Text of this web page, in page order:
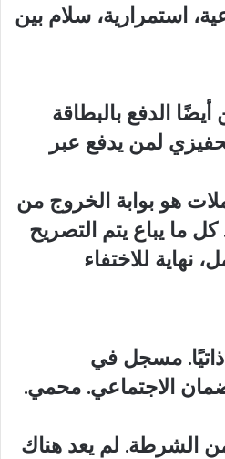
استمرارية، سلام بين
أيضًا الدفع بالبطاقة
لمن يدفع عبر
هو بوابة الخروج من
ما يباع يتم التصريح
نهاية للاختفاء
ذاتيًا. مسجل في
الاجتماعي. محمي.
الشرطة. لم يعد هناك